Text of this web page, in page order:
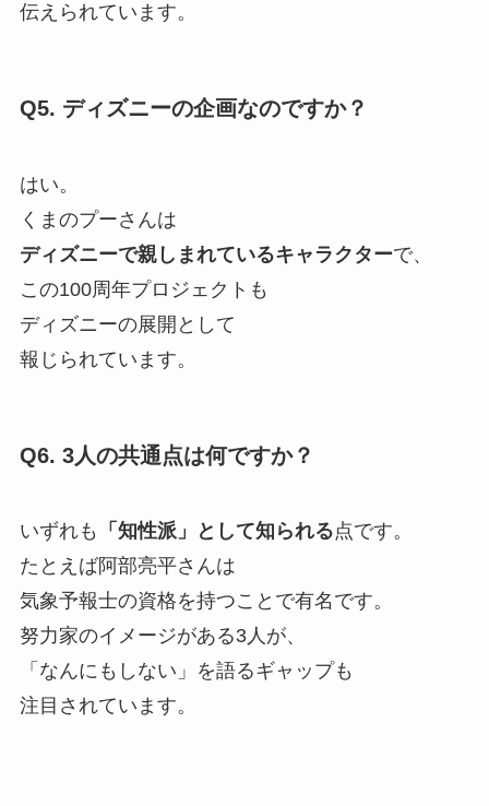
伝えられています。
Q5. ディズニーの企画なのですか？
はい。
くまのプーさんは
ディズニーで親しまれているキャラクターで、
この100周年プロジェクトも
ディズニーの展開として
報じられています。
Q6. 3人の共通点は何ですか？
いずれも 「知性派」として知られる点です。
たとえば阿部亮平さんは
気象予報士の資格を持つことで有名です。
努力家のイメージがある3人が、
「なんにもしない」を語るギャップも
注目されています。